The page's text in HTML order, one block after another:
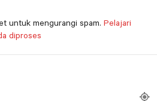
untuk mengurangi spam. Pelajari
diproses